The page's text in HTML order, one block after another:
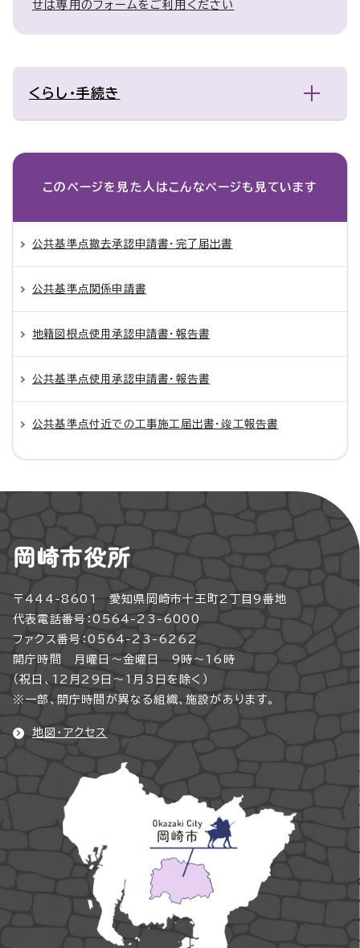
せは専用のフォームをご利用ください
くらし・手続き
このページを見た人は こんなページも見ています
公共基準点撤去承認申請書・完了届出書
公共基準点関係申請書
地籍図根点使用承認申請書・報告書
公共基準点使用承認申請書・報告書
公共基準点付近での工事施工届出書・竣工報告書
岡崎市役所
〒444-8601 愛知県岡崎市十王町2丁目9番地
代表電話番号：0564-23-6000
ファクス番号：0564-23-6262
開庁時間 月曜日～金曜日 9時～16時
（祝日、12月29日～1月3日を除く）
※一部、開庁時間が異なる組織、施設があります。
地図・アクセス